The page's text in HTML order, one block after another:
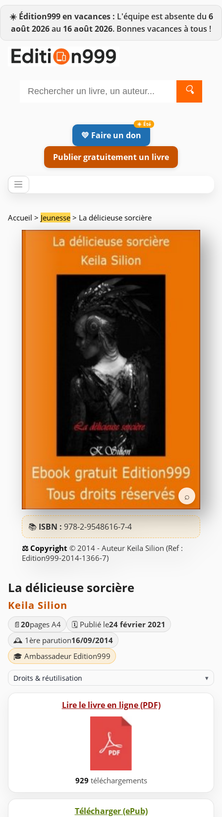
☀️ Édition999 en vacances : L'équipe est absente du 6
août 2026au 16 août 2026. Bonnes vacances à tous !
🔍
💛 Faire un don
Publier gratuitement un livre
Accueil > Jeunesse > La délicieuse sorcière
⌕
📚 ISBN : 978-2-9548616-7-4
© 2014 - Auteur Keila Silion (Ref :
Edition999-2014-1366-7)
La délicieuse sorcière
Keila Silion
📄 20pages A4 🗓️ Publié le24 février 2021
🕰️ 1ère parution16/09/2014
🎓 Ambassadeur Edition999
Droits & réutilisation ▾
Lire le livre en ligne (PDF)
929 téléchargements
Télécharger (ePub)